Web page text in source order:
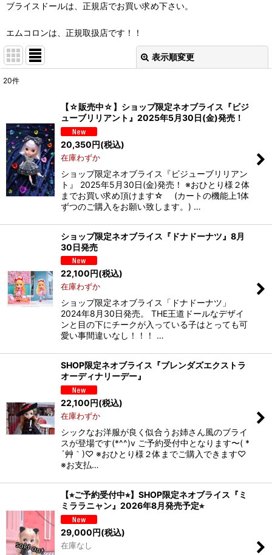
ブライスドールは、正規店でお買い求め下さい。
エムコロンは、正規取扱店です！！
表示順変更
並び順:
絞り込む
20件
【☆販売中☆】ショップ限定ネオブライス『ビジ
ューブリリアント』2025年5月30日(金)発売！
20,350円(税込)
在庫わずか
ショップ限定ネオブライス『ビジューブリリアン
ト』 2025年5月30日(金)発売！ ※おひとり様２体
までお買い求め頂けます☆ (カートの機能上1体
ずつのご購入をお願い致します。) …
ショップ限定ネオブライス『ドナドーナツ』8月
30日発売
22,100円(税込)
在庫わずか
ショップ限定ネオブライス「ドナドーナツ」
2024年8月30日発売。 THE王道ドールなデザイ
ンと目の下にチークが入っている子はとっても可
愛い事間違いなし！！！ …
SHOP限定ネオブライス『ブレンダズエクストラ
オーディナリーデー』
22,100円(税込)
在庫わずか
シックなお洋服が良く似合うお姉さん風のブライ
スが登場です(*^^)v ご予約受付中となります〜( *
´艸｀)♡ ※おひとり様２体までご購入できます♡
※お支払…
【⭐︎ご予約受付中⭐︎】SHOP限定ネオブライス『ミ
ミララニャン』2026年8月発売予定⭐︎
29,000円(税込)
在庫なし